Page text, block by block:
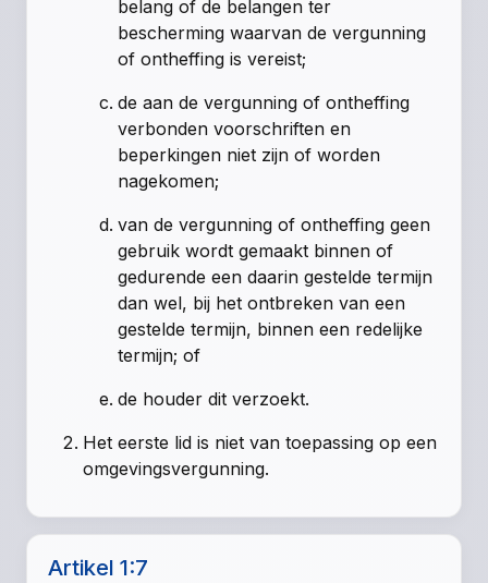
belang of de belangen ter
bescherming waarvan de vergunning
of ontheffing is vereist;
de aan de vergunning of ontheffing
verbonden voorschriften en
beperkingen niet zijn of worden
nagekomen;
van de vergunning of ontheffing geen
gebruik wordt gemaakt binnen of
gedurende een daarin gestelde termijn
dan wel, bij het ontbreken van een
gestelde termijn, binnen een redelijke
termijn; of
de houder dit verzoekt.
Het eerste lid is niet van toepassing op een
omgevingsvergunning.
Artikel 1:7